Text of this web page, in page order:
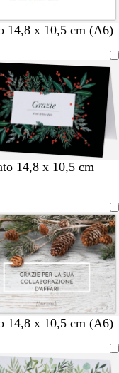
14,8 x 10,5 cm (A6)
14,8 x 10,5 cm
14,8 x 10,5 cm (A6)